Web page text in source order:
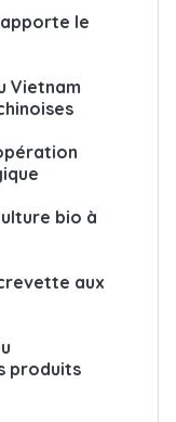
apporte le
Vietnam
bio à
aux
produits